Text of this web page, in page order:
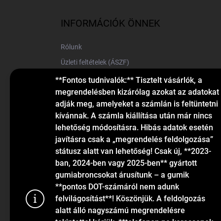
**Fontos tudnivalók:** Tisztelt vásárlók, a
megrendelésben kizárólag azokat az adatokat
adják meg, amelyeket a számlán is feltüntetni
kívánnak. A számla kiállítása után már nincs
lehetőség módosításra. Hibás adatok esetén
javításra csak a „megrendelés feldolgozása”
státusz alatt van lehetőség! Csak új, **2023-
ban, 2024-ben vagy 2025-ben** gyártott
gumiabroncsokat árusítunk – a gumik
**pontos DOT-számáról nem adunk
felvilágosítást**! Köszönjük. A feldolgozás
alatt álló nagyszámú megrendelésre
INFORMÁCIÓK ÖNNEK
Rólunk
Üzleti feltételek (ÁSZF)
Elérhetőségek
Blog
KAPCSOLAT
info@gumiok.hu